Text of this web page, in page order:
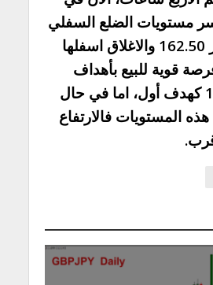
مستويات الضلع السفلي
للقناة عند أسعار 162.50 والاغلاق اسفلها
قوية للبيع بأهداف
تصل الى 162.00 كهدف أول، اما في حال
المستويات فالارتفاع